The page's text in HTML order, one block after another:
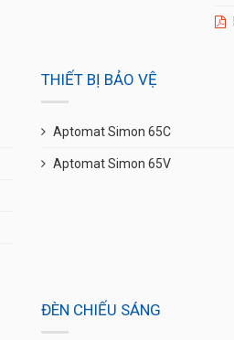
THIẾT BỊ BẢO VỆ
Aptomat Simon 65C
Aptomat Simon 65V
ĐÈN CHIẾU SÁNG